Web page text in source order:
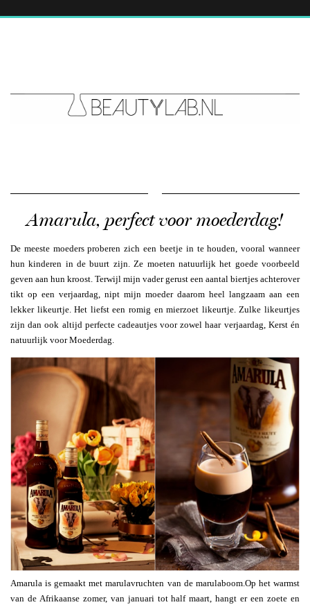
Amarula, perfect voor moederdag!
De meeste moeders proberen zich een beetje in te houden, vooral wanneer
hun kinderen in de buurt zijn. Ze moeten natuurlijk het goede voorbeeld
geven aan hun kroost. Terwijl mijn vader gerust een aantal biertjes achterover
tikt op een verjaardag, nipt mijn moeder daarom heel langzaam aan een
lekker likeurtje. Het liefst een romig en mierzoet likeurtje. Zulke likeurtjes
zijn dan ook altijd perfecte cadeautjes voor zowel haar verjaardag, Kerst én
natuurlijk voor Moederdag.
Amarula is gemaakt met marulavruchten van de marulaboom. Op het warmst
van de Afrikaanse zomer, van januari tot half maart, hangt er een zoete en